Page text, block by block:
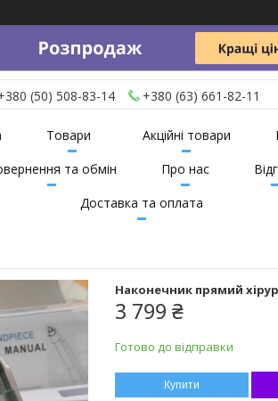
(50) 508-83-14 +380 (63) 661-82-11
Товари Акційні товари
та обмін
Про нас
Доставка та оплата
Наконечник прямий
3 799 ₴
Готово до відправки
Купити